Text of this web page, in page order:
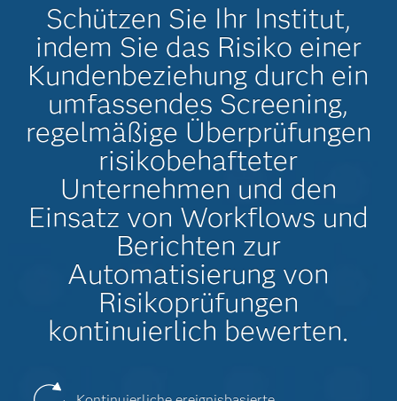
Schützen Sie Ihr Institut,
indem Sie das Risiko einer
Kundenbeziehung durch ein
umfassendes Screening,
regelmäßige Überprüfungen
risikobehafteter
Unternehmen und den
Einsatz von Workflows und
Berichten zur
Automatisierung von
Risikoprüfungen
kontinuierlich bewerten.